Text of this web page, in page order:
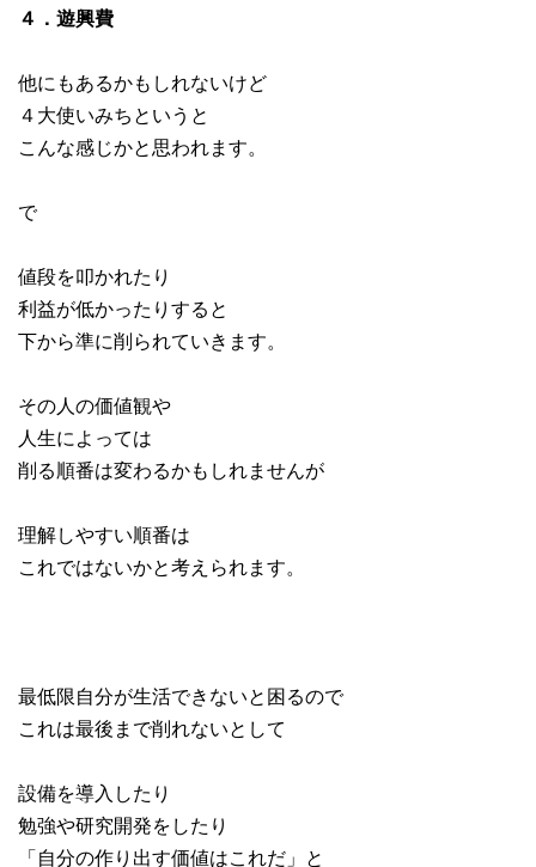
４．遊興費
他にもあるかもしれないけど
４大使いみちというと
こんな感じかと思われます。
で
値段を叩かれたり
利益が低かったりすると
下から準に削られていきます。
その人の価値観や
人生によっては
削る順番は変わるかもしれませんが
理解しやすい順番は
これではないかと考えられます。
最低限自分が生活できないと困るので
これは最後まで削れないとして
設備を導入したり
勉強や研究開発をしたり
「自分の作り出す価値はこれだ」と